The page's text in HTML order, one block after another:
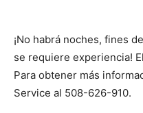
¡No habrá noches, fines
se requiere experiencia!
Para obtener más
Service al 508-626-910.